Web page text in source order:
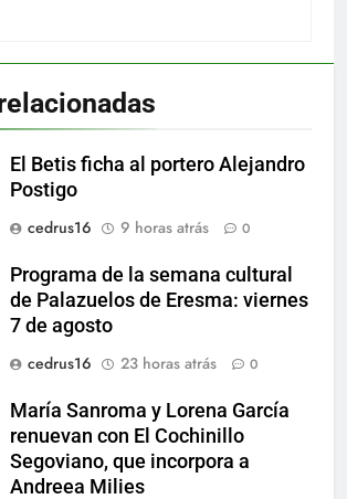
El Betis ficha al portero Alejandro
Postigo
cedrus16
9 horas atrás 0
Programa de la semana cultural
de Palazuelos de Eresma: viernes
7 de agosto
cedrus16
23 horas atrás 0
María Sanroma y Lorena García
renuevan con El Cochinillo
Segoviano, que incorpora a
Andreea Milies